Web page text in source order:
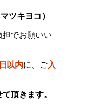
ツキヨコ）
でお願いい
以内に、ご入
て頂きます。